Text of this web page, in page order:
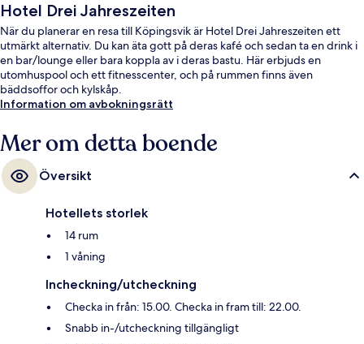
Hotel Drei Jahreszeiten
När du planerar en resa till Köpingsvik är Hotel Drei Jahreszeiten ett
utmärkt alternativ. Du kan äta gott på deras kafé och sedan ta en drink i
en bar/lounge eller bara koppla av i deras bastu. Här erbjuds en
utomhuspool och ett fitnesscenter, och på rummen finns även
bäddsoffor och kylskåp.
Information om avbokningsrätt
Mer om detta boende
Översikt
Hotellets storlek
14 rum
1 våning
Incheckning/utcheckning
Checka in från: 15.00. Checka in fram till: 22.00.
Snabb in-/utcheckning tillgängligt